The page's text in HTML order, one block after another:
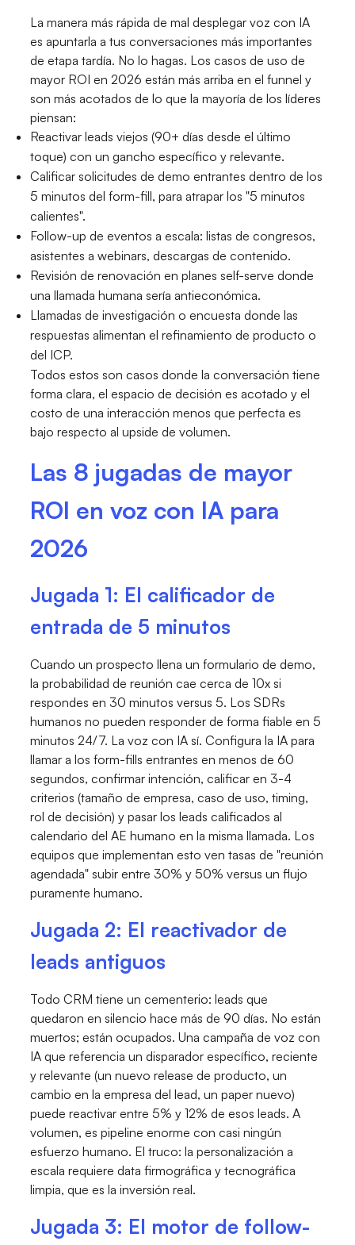
La manera más rápida de mal desplegar voz con IA
es apuntarla a tus conversaciones más importantes
de etapa tardía. No lo hagas. Los casos de uso de
mayor ROI en 2026 están más arriba en el funnel y
son más acotados de lo que la mayoría de los líderes
piensan:
Reactivar leads viejos (90+ días desde el último
toque) con un gancho específico y relevante.
Calificar solicitudes de demo entrantes dentro de los
5 minutos del form-fill, para atrapar los "5 minutos
calientes".
Follow-up de eventos a escala: listas de congresos,
asistentes a webinars, descargas de contenido.
Revisión de renovación en planes self-serve donde
una llamada humana sería antieconómica.
Llamadas de investigación o encuesta donde las
respuestas alimentan el refinamiento de producto o
del ICP.
Todos estos son casos donde la conversación tiene
forma clara, el espacio de decisión es acotado y el
costo de una interacción menos que perfecta es
bajo respecto al upside de volumen.
Las 8 jugadas de mayor
ROI en voz con IA para
2026
Jugada 1: El calificador de
entrada de 5 minutos
Cuando un prospecto llena un formulario de demo,
la probabilidad de reunión cae cerca de 10x si
respondes en 30 minutos versus 5. Los SDRs
humanos no pueden responder de forma fiable en 5
minutos 24/7. La voz con IA sí. Configura la IA para
llamar a los form-fills entrantes en menos de 60
segundos, confirmar intención, calificar en 3-4
criterios (tamaño de empresa, caso de uso, timing,
rol de decisión) y pasar los leads calificados al
calendario del AE humano en la misma llamada. Los
equipos que implementan esto ven tasas de "reunión
agendada" subir entre 30% y 50% versus un flujo
puramente humano.
Jugada 2: El reactivador de
leads antiguos
Todo CRM tiene un cementerio: leads que
quedaron en silencio hace más de 90 días. No están
muertos; están ocupados. Una campaña de voz con
IA que referencia un disparador específico, reciente
y relevante (un nuevo release de producto, un
cambio en la empresa del lead, un paper nuevo)
puede reactivar entre 5% y 12% de esos leads. A
volumen, es pipeline enorme con casi ningún
esfuerzo humano. El truco: la personalización a
escala requiere data firmográfica y tecnográfica
limpia, que es la inversión real.
Jugada 3: El motor de follow-